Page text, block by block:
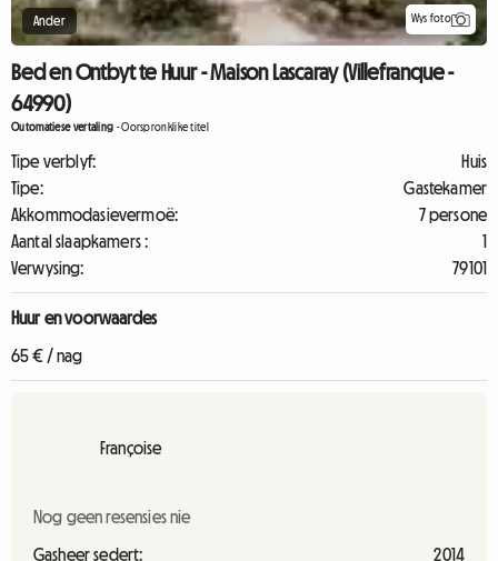
Ander Wys foto
Bed en Ontbyt te Huur - Maison Lascaray (Villefranque -
64990)
Outomatiese vertaling -Oorspronklike titel
Tipe verblyf:
Huis
Tipe:
Gastekamer
Akkommodasievermoë:
7 persone
Aantal slaapkamers :
1
Verwysing:
79101
Huur en voorwaardes
65 € / nag
Françoise
Nog geen resensies nie
Gasheer sedert: 2014